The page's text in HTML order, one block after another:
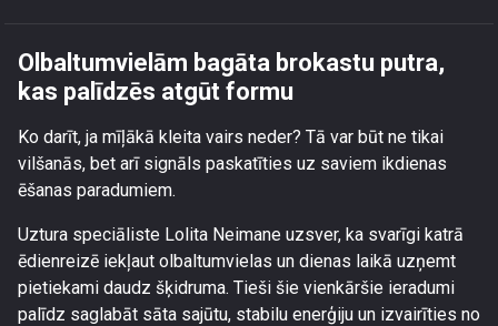
Olbaltumvielām bagāta brokastu putra,
kas palīdzēs atgūt formu
Ko darīt, ja mīļākā kleita vairs neder? Tā var būt ne tikai
vilšanās, bet arī signāls paskatīties uz saviem ikdienas
ēšanas paradumiem.
Uztura speciāliste Lolita Neimane uzsver, ka svarīgi katrā
ēdienreizē iekļaut olbaltumvielas un dienas laikā uzņemt
pietiekami daudz šķidruma. Tieši šie vienkāršie ieradumi
palīdz saglabāt sāta sajūtu, stabilu enerģiju un izvairīties no